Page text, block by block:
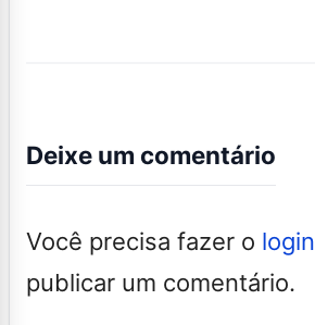
Deixe um comentário
Você precisa fazer o login
publicar um comentário.